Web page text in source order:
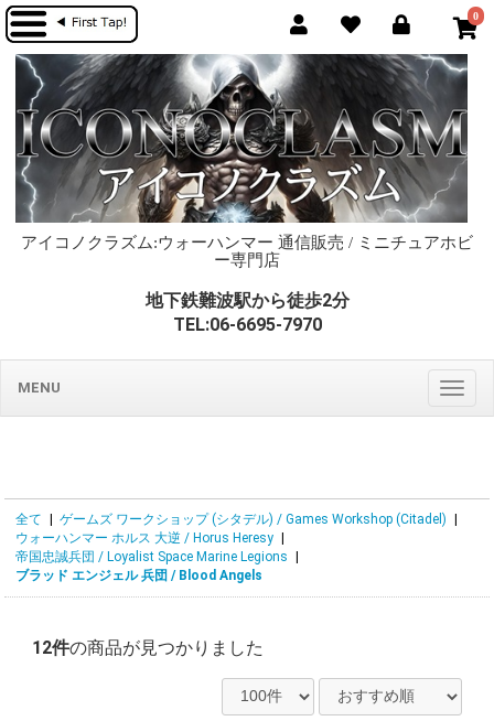
0
アイコノクラズム:ウォーハンマー 通信販売 / ミニチュアホビ
ー専門店
地下鉄難波駅から徒歩2分
TEL:06-6695-7970
MENU
全て ゲームズ ワークショップ (シタデル) / Games Workshop (Citadel)
ウォーハンマー ホルス 大逆 / Horus Heresy
帝国忠誠兵団 / Loyalist Space Marine Legions
ブラッド エンジェル 兵団 / Blood Angels
12件の商品が見つかりました